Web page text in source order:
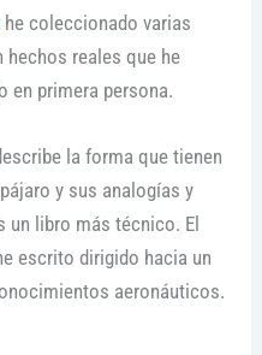
he coleccionado varias
hechos reales que he
en primera persona.
la forma que tienen
y sus analogías y
un libro más técnico. El
escrito dirigido hacia un
aeronáuticos.